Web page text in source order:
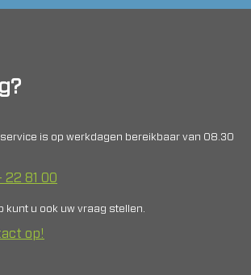
is op werkdagen bereikbaar van 08.30
22 81 00
kunt u ook uw vraag stellen.
op!